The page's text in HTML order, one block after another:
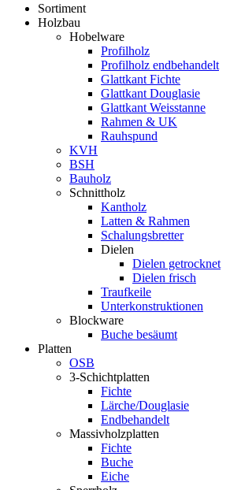
Sortiment
Holzbau
Hobelware
Profilholz
Profilholz endbehandelt
Glattkant Fichte
Glattkant Douglasie
Glattkant Weisstanne
Rahmen & UK
Rauhspund
KVH
BSH
Bauholz
Schnittholz
Kantholz
Latten & Rahmen
Schalungsbretter
Dielen
Dielen getrocknet
Dielen frisch
Traufkeile
Unterkonstruktionen
Blockware
Buche besäumt
Platten
OSB
3-Schichtplatten
Fichte
Lärche/Douglasie
Endbehandelt
Massivholzplatten
Fichte
Buche
Eiche